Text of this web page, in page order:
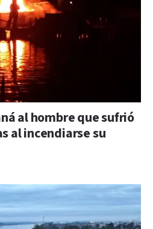
al hombre que sufrió
al incendiarse su